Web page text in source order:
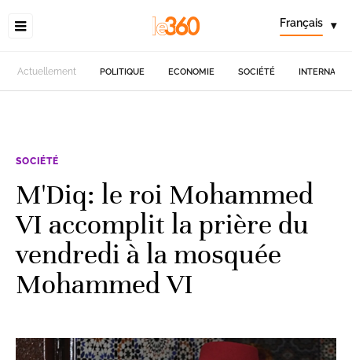
Français ▾
Actuellement POLITIQUE ECONOMIE SOCIÉTÉ
SOCIÉTÉ
M'Diq: le roi Mohammed
VI accomplit la prière du
vendredi à la mosquée
Mohammed VI